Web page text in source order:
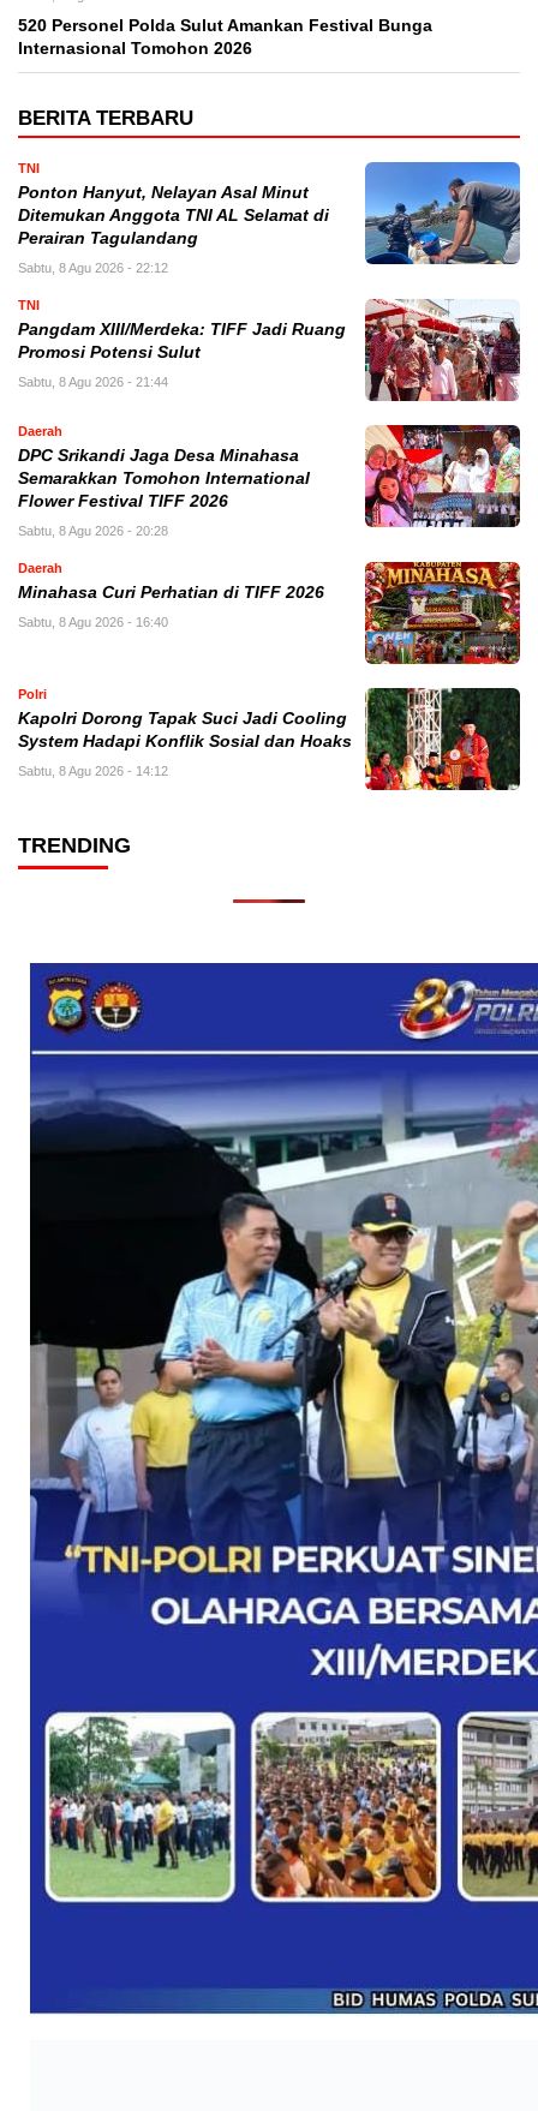
520 Personel Polda Sulut Amankan Festival Bunga
Internasional Tomohon 2026
BERITA TERBARU
TNI
Ponton Hanyut, Nelayan Asal Minut
Ditemukan Anggota TNI AL Selamat di
Perairan Tagulandang
Sabtu, 8 Agu 2026 - 22:12
TNI
Pangdam XIII/Merdeka: TIFF Jadi Ruang
Promosi Potensi Sulut
Sabtu, 8 Agu 2026 - 21:44
Daerah
DPC Srikandi Jaga Desa Minahasa
Semarakkan Tomohon International
Flower Festival TIFF 2026
Sabtu, 8 Agu 2026 - 20:28
Daerah
Minahasa Curi Perhatian di TIFF 2026
Sabtu, 8 Agu 2026 - 16:40
Polri
Kapolri Dorong Tapak Suci Jadi Cooling
System Hadapi Konflik Sosial dan Hoaks
Sabtu, 8 Agu 2026 - 14:12
TRENDING